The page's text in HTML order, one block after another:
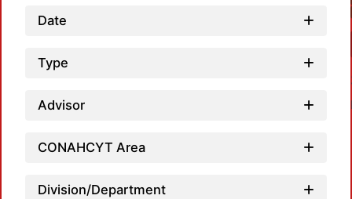
Date
Type
Advisor
CONAHCYT Area
Division/Department